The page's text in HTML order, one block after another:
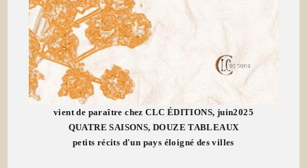
vient de paraître chez CLC ÉDITIONS, juin2025
QUATRE SAISONS, DOUZE TABLEAUX
petits récits d'un pays éloigné des villes